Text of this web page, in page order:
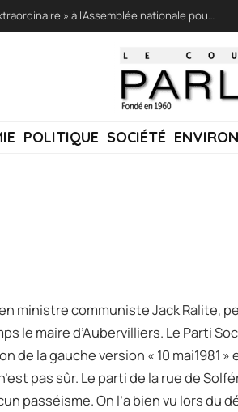
LFI réclame une « session extraordinaire » à l’Assemblée nationale pour lutter contre les incendies
POLITIQUE SOCIÉTÉ
ministre communiste Jack Ralite,
le maire d’Aubervilliers. Le Parti
de la gauche version « 10 mai1981
pas sûr. Le parti de la rue de
passéisme. On l’a bien vu lors du